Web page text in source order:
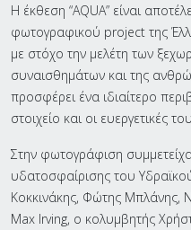
Η έκθεση “AQUA” είναι
φωτογραφικού project της
με στόχο την μελέτη των
συναισθημάτων και της
προσφέρει ένα ιδιαίτερο
στοιχείο και οι ευεργετικές
Στην φωτογράφιση
υδατοσφαίρισης του
Κοκκινάκης, Φώτης Μπλάνης,
Max Irving, ο κολυμβητής